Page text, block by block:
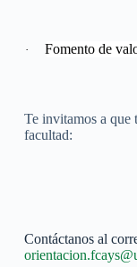
· Fomento de
Te invitamos a que
facultad:
Contáctanos al